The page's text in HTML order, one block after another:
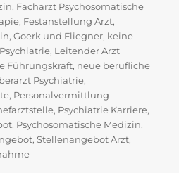
, Facharzt Psychosomatische
, Festanstellung Arzt,
,Goerk und Fliegner, keine
, Leitender Arzt
Führungskraft, neue berufliche
Psychiatrie,
, Personalvermittlung
, Psychiatrie Karriere,
, Psychosomatische Medizin,
,Stellenangebot Arzt,